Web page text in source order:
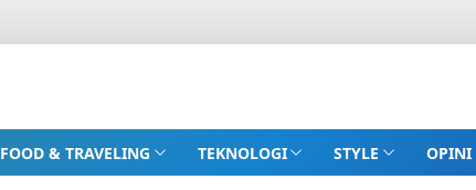
FOOD & TRAVELING TEKNOLOGI STYLE OPINI